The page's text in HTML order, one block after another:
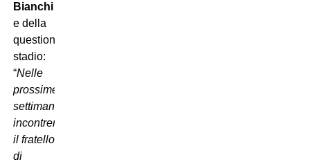
Bianchi
e della
questione
stadio:
“Nelle
prossime
settimane
incontreremo
il fratello
di